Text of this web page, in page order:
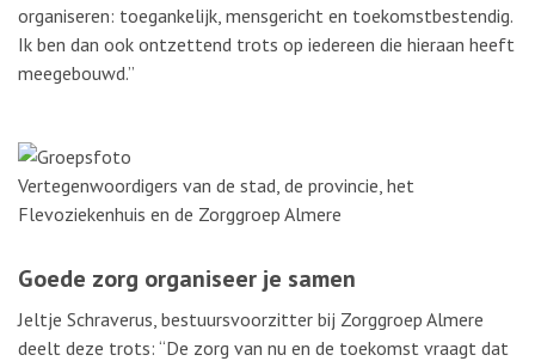
organiseren: toegankelijk, mensgericht en toekomstbestendig.
Ik ben dan ook ontzettend trots op iedereen die hieraan heeft
meegebouwd.”
Vertegenwoordigers van de stad, de provincie, het
Flevoziekenhuis en de Zorggroep Almere
Goede zorg organiseer je samen
Jeltje Schraverus, bestuursvoorzitter bij Zorggroep Almere
deelt deze trots: “De zorg van nu en de toekomst vraagt dat